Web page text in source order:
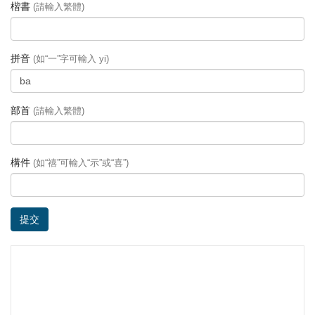
楷書 (請輸入繁體)
拼音 (如“一”字可輸入 yi)
部首 (請輸入繁體)
構件 (如“禧”可輸入“示”或“喜”)
提交